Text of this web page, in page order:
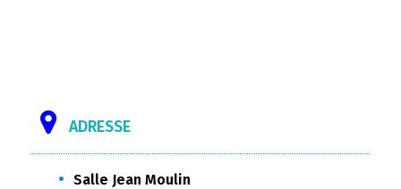
ADRESSE
Salle Jean Moulin